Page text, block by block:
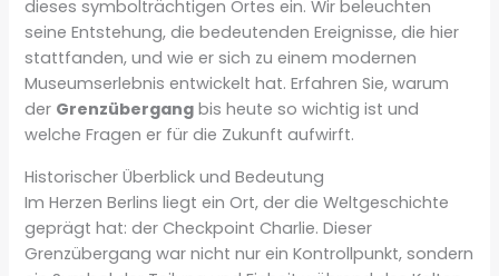
dieses symbolträchtigen Ortes ein. Wir beleuchten
seine Entstehung, die bedeutenden Ereignisse, die hier
stattfanden, und wie er sich zu einem modernen
Museumserlebnis entwickelt hat. Erfahren Sie, warum
der Grenzübergang bis heute so wichtig ist und
welche Fragen er für die Zukunft aufwirft.
Historischer Überblick und Bedeutung
Im Herzen Berlins liegt ein Ort, der die Weltgeschichte
geprägt hat: der Checkpoint Charlie. Dieser
Grenzübergang war nicht nur ein Kontrollpunkt, sondern